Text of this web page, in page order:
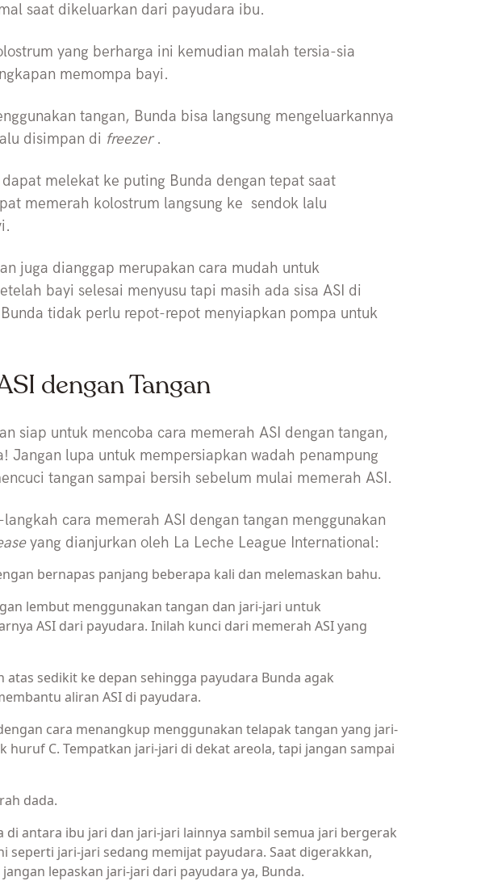
saat dikeluarkan dari payudara ibu.
yang berharga ini kemudian malah tersia-sia
memompa bayi.
tangan, Bunda bisa langsung mengeluarkannya
disimpan di freezer .
melekat ke puting Bunda dengan tepat saat
memerah kolostrum langsung ke sendok lalu
juga dianggap merupakan cara mudah untuk
bayi selesai menyusu tapi masih ada sisa ASI di
tidak perlu repot-repot menyiapkan pompa untuk
dengan Tangan
siap untuk mencoba cara memerah ASI dengan tangan,
Jangan lupa untuk mempersiapkan wadah penampung
tangan sampai bersih sebelum mulai memerah ASI.
cara memerah ASI dengan tangan menggunakan
yang dianjurkan oleh La Leche League International:
bernapas panjang beberapa kali dan melemaskan bahu.
lembut menggunakan tangan dan jari-jari untuk
ASI dari payudara. Inilah kunci dari memerah ASI yang
sedikit ke depan sehingga payudara Bunda agak
aliran ASI di payudara.
cara menangkup menggunakan telapak tangan yang jari-
huruf C. Tempatkan jari-jari di dekat areola, tapi jangan sampai
dada.
di antara ibu jari dan jari-jari lainnya sambil semua jari bergerak
seperti jari-jari sedang memijat payudara. Saat digerakkan,
lepaskan jari-jari dari payudara ya, Bunda.